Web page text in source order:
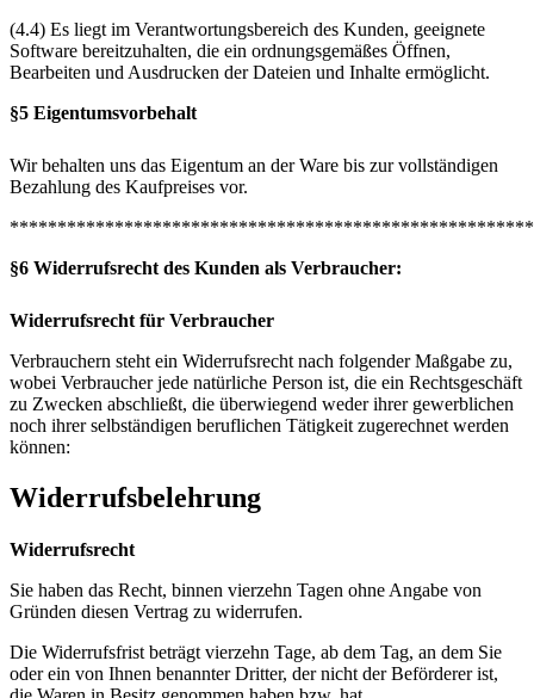
(4.4) Es liegt im Verantwortungsbereich des Kunden, geeignete
Software bereitzuhalten, die ein ordnungsgemäßes Öffnen,
Bearbeiten und Ausdrucken der Dateien und Inhalte ermöglicht.
§5 Eigentumsvorbehalt
Wir behalten uns das Eigentum an der Ware bis zur vollständigen
Bezahlung des Kaufpreises vor.
§6 Widerrufsrecht des Kunden als Verbraucher:
Widerrufsrecht für Verbraucher
Verbrauchern steht ein Widerrufsrecht nach folgender Maßgabe zu,
wobei Verbraucher jede natürliche Person ist, die ein Rechtsgeschäft
zu Zwecken abschließt, die überwiegend weder ihrer gewerblichen
noch ihrer selbständigen beruflichen Tätigkeit zugerechnet werden
können:
Widerrufsbelehrung
Widerrufsrecht
Sie haben das Recht, binnen vierzehn Tagen ohne Angabe von
Gründen diesen Vertrag zu widerrufen.
Die Widerrufsfrist beträgt vierzehn Tage, ab dem Tag, an dem Sie
oder ein von Ihnen benannter Dritter, der nicht der Beförderer ist,